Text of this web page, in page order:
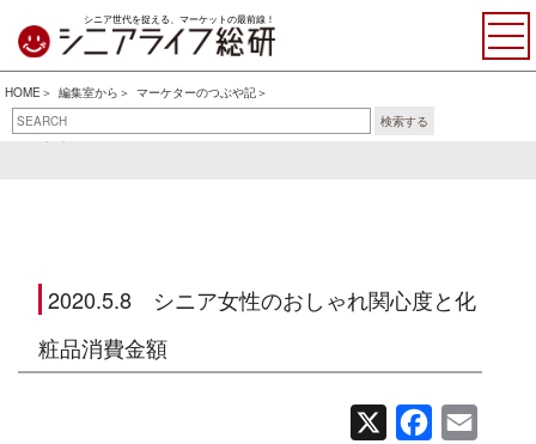
シニア世代を捉える、マーケットの最前線！
HOME 編集室から
マーケターのつぶや記
検索する
おすすめ書籍・アイテム マーケターのつぶや記
2020.5.8 シニア女性のおしゃれ関心度と化
粧品消費金額
Facebook